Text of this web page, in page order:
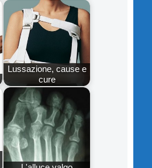
Lussazione, cause e
cure